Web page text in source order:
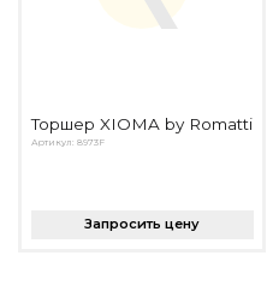
Торшер XIOMA by Romatti
Артикул: 8973F
Запросить цену